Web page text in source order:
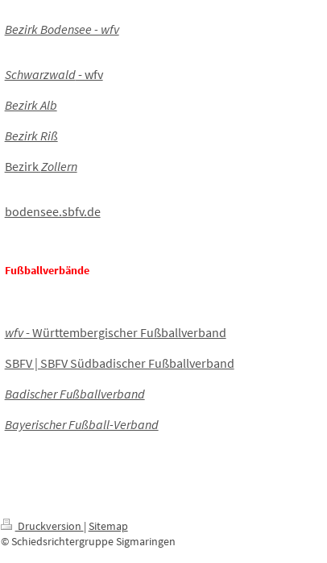
Bezirk Bodensee - wfv
Schwarzwald- wfv
Bezirk Alb
Bezirk Riß
Bezirk Zollern
bodensee.sbfv.de
Fußballverbände
wfv- Württembergischer Fußballverband
SBFV | SBFV Südbadischer Fußballverband
Badischer Fußballverband
Bayerischer Fußball-Verband
Druckversion | Sitemap
© Schiedsrichtergruppe Sigmaringen